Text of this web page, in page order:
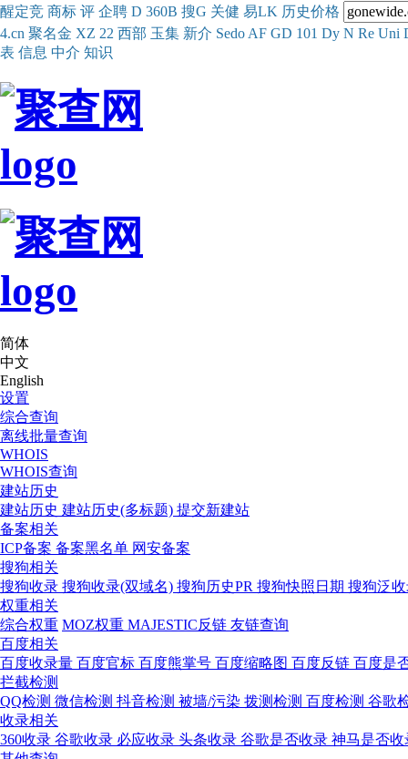
醒定竞 商标 评 企聘 D 360B 搜G 关健 易LK 历史价格
4.cn 聚名金 XZ 22 西部 玉集 新介 Sedo AF GD 101 Dy N Re Uni
表 信息 中介 知识